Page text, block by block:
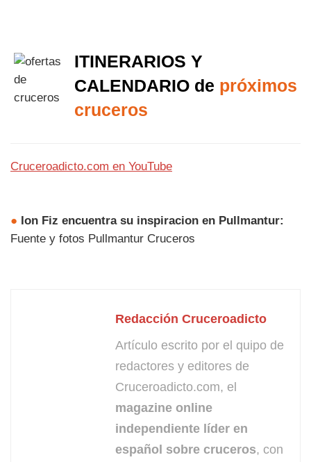
ITINERARIOS Y
CALENDARIO de próximos
cruceros
Cruceroadicto.com en YouTube
● Ion Fiz encuentra su inspiracion en Pullmantur:
Fuente y fotos Pullmantur Cruceros
Redacción Cruceroadicto
Artículo escrito por el quipo de
redactores y editores de
Cruceroadicto.com, el
magazine online
independiente líder en
español sobre cruceros, con